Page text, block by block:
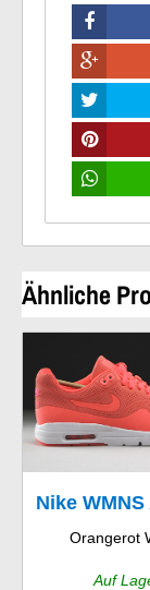
Ähnliche
Nike
1 Ultra
Orangerot
Auf